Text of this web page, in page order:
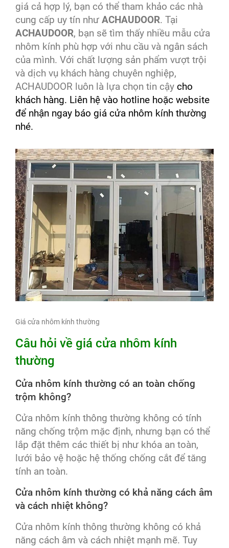
giá cả hợp lý, bạn có thể tham khảo các nhà
cung cấp uy tín như ACHAUDOOR. Tại
ACHAUDOOR, bạn sẽ tìm thấy nhiều mẫu cửa
nhôm kính phù hợp với nhu cầu và ngân sách
của mình. Với chất lượng sản phẩm vượt trội
và dịch vụ khách hàng chuyên nghiệp,
ACHAUDOOR luôn là lựa chọn tin cậy cho
khách hàng. Liên hệ vào hotline hoặc website
để nhận ngay báo giá cửa nhôm kính thường
nhé.
Giá cửa nhôm kính thường
Câu hỏi về giá cửa nhôm kính
thường
Cửa nhôm kính thường có an toàn chống
trộm không?
Cửa nhôm kính thông thường không có tính
năng chống trộm mặc định, nhưng bạn có thể
lắp đặt thêm các thiết bị như khóa an toàn,
lưới bảo vệ hoặc hệ thống chống cắt để tăng
tính an toàn.
Cửa nhôm kính thường có khả năng cách âm
và cách nhiệt không?
Cửa nhôm kính thông thường không có khả
năng cách âm và cách nhiệt mạnh mẽ. Tuy